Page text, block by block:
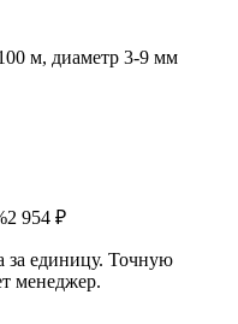
м, диаметр 3-9 мм
2 954 ₽
за единицу. Точную
менеджер.